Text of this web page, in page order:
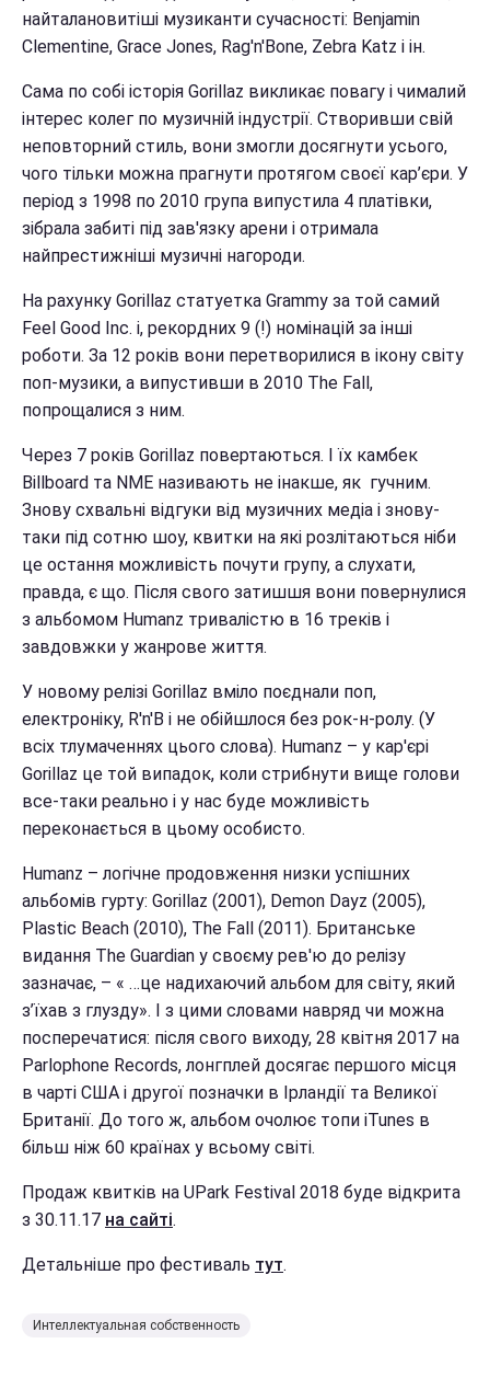
найталановитіші музиканти сучасності: Benjamin
Clementine, Grace Jones, Rag'n'Bone, Zebra Katz і ін.
Сама по собі історія Gorillaz викликає повагу і чималий
інтерес колег по музичній індустрії. Створивши свій
неповторний стиль, вони змогли досягнути усього,
чого тільки можна прагнути протягом своєї кар’єри. У
період з 1998 по 2010 група випустила 4 платівки,
зібрала забиті під зав'язку арени і отримала
найпрестижніші музичні нагороди.
На рахунку Gorillaz статуетка Grammy за той самий
Feel Good Inc. і, рекордних 9 (!) номінацій за інші
роботи. За 12 років вони перетворилися в ікону світу
поп-музики, а випустивши в 2010 The Fall,
попрощалися з ним.
Через 7 років Gorillaz повертаються. І їх камбек
Billboard та NME називають не інакше, як гучним.
Знову схвальні відгуки від музичних медіа і знову-
таки під сотню шоу, квитки на які розлітаються ніби
це остання можливість почути групу, а слухати,
правда, є що. Після свого затишшя вони повернулися
з альбомом Humanz тривалістю в 16 треків і
завдовжки у жанрове життя.
У новому релізі Gorillaz вміло поєднали поп,
електроніку, R'n'B і не обійшлося без рок-н-ролу. (У
всіх тлумаченнях цього слова). Humanz – у кар'єрі
Gorillaz це той випадок, коли стрибнути вище голови
все-таки реально і у нас буде можливість
переконається в цьому особисто.
Humanz – логічне продовження низки успішних
альбомів гурту: Gorillaz (2001), Demon Dayz (2005),
Plastic Beach (2010), The Fall (2011). Британське
видання The Guardian у своєму рев'ю до релізу
зазначає, – « …це надихаючий альбом для світу, який
з’їхав з глузду». І з цими словами навряд чи можна
посперечатися: після свого виходу, 28 квітня 2017 на
Parlophone Records, лонгплей досягає першого місця
в чарті США і другої позначки в Ірландії та Великої
Британії. До того ж, альбом очолює топи iTunes в
більш ніж 60 країнах у всьому світі.
Продаж квитків на UPark Festival 2018 буде відкрита
з 30.11.17 на сайті.
Детальніше про фестиваль тут.
Интеллектуальная собственность